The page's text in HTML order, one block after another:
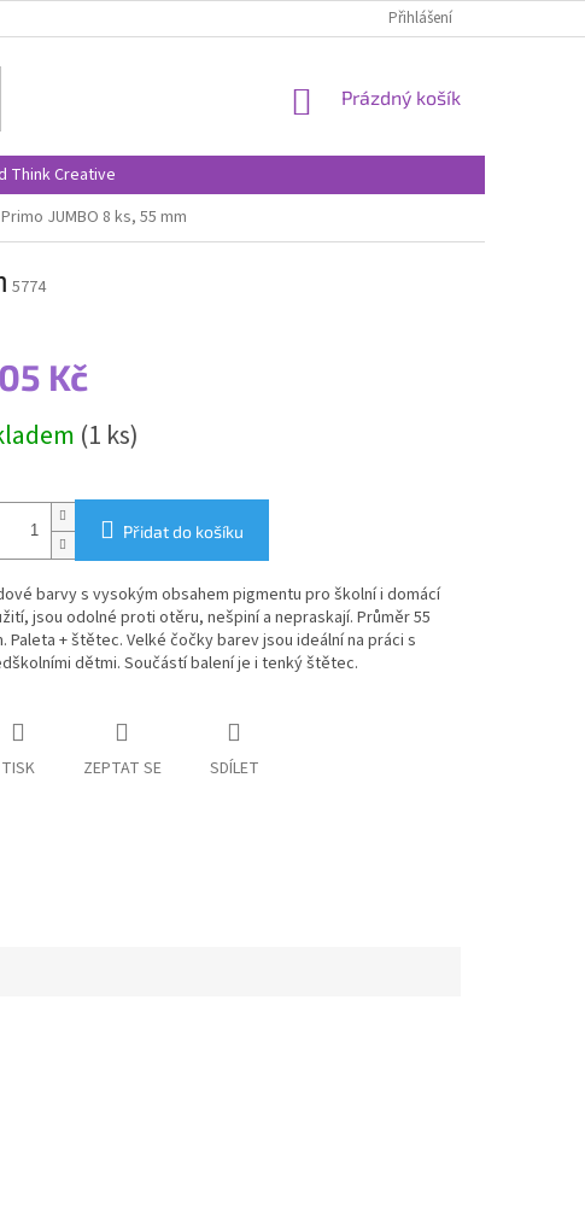
Přihlášení
NÁKUPNÍ
Prázdný košík
Think Creative
JUMBO 8 ks, 55 mm
5774
Kč
(1 ks)
Přidat do košíku
barvy s vysokým obsahem pigmentu pro školní i domácí
jsou odolné proti otěru, nešpiní a nepraskají. Průměr 55
Paleta + štětec. Velké čočky barev jsou ideální na práci s
dětmi. Součástí balení je i tenký štětec.
TISK ZEPTAT SE SDÍLET